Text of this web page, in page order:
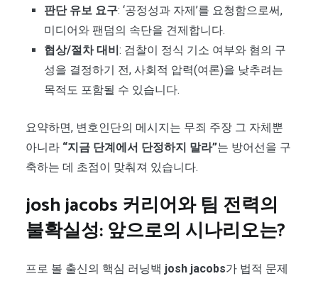
판단 유보 요구: ‘공정성과 자제’를 요청함으로써,
미디어와 팬덤의 속단을 견제합니다.
협상/절차 대비: 검찰이 정식 기소 여부와 혐의 구
성을 결정하기 전, 사회적 압력(여론)을 낮추려는
목적도 포함될 수 있습니다.
요약하면, 변호인단의 메시지는 무죄 주장 그 자체뿐
아니라 “지금 단계에서 단정하지 말라”는 방어선을 구
축하는 데 초점이 맞춰져 있습니다.
josh jacobs 커리어와 팀 전력의
불확실성: 앞으로의 시나리오는?
프로 볼 출신의 핵심 러닝백 josh jacobs가 법적 문제